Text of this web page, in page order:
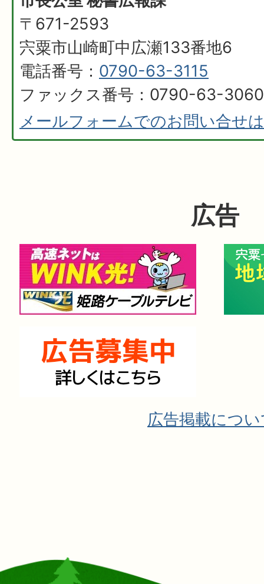
〒671-2593
宍粟市山崎町中広瀬133番地6
電話番号： 0790-63-3115
ファックス番号：0790-63-3060
メールフォームでのお問い合せ
広告
広告掲載につ